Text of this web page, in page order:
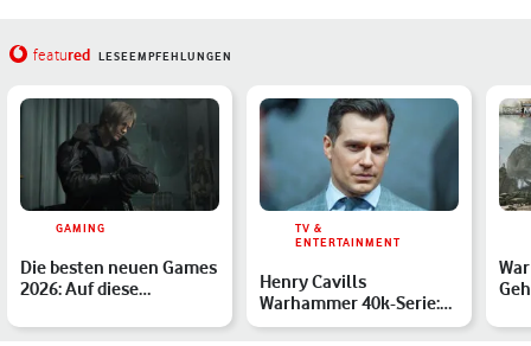
featured LESEEMPFEHLUNGEN
GAMING
Die besten neuen Games
2026: Auf diese
besond…
TV &
ENTERTAINMENT
Henry Cavills
Warhammer 40k-Serie:
Alles zu Release und den